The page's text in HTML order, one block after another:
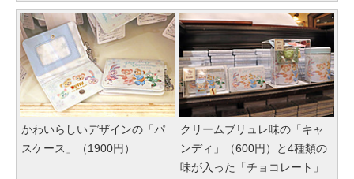
かわいらしいデザインの「パ
スケース」（1900円）
クリームブリュレ味の「キャ
ンディ」（600円）と4種類の
味が入った「チョコレート」